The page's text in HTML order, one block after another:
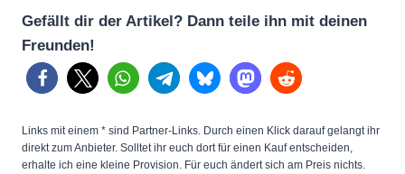
Gefällt dir der Artikel? Dann teile ihn mit deinen
Freunden!
Links mit einem * sind Partner-Links. Durch einen Klick darauf gelangt ihr
direkt zum Anbieter. Solltet ihr euch dort für einen Kauf entscheiden,
erhalte ich eine kleine Provision. Für euch ändert sich am Preis nichts.